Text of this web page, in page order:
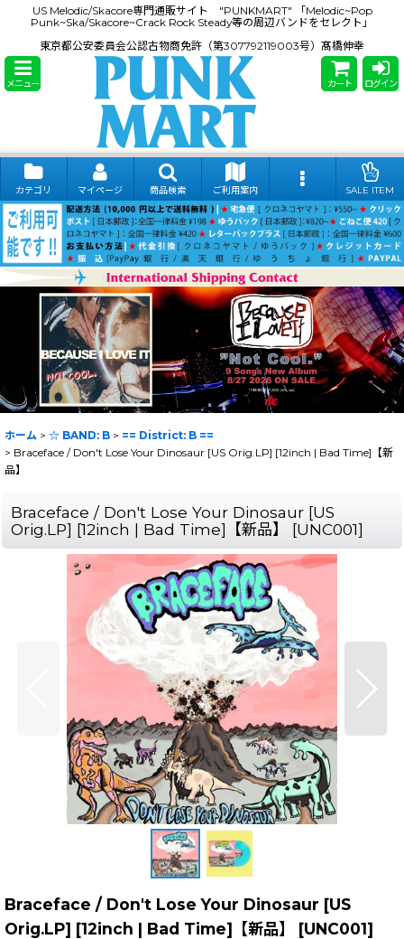
US Melodic/Skacore専門通販サイト "PUNKMART" 「Melodic~Pop
Punk~Ska/Skacore~Crack Rock Steady等の周辺バンドをセレクト」
東京都公安委員会公認古物商免許（第307792119003号）髙橋伸幸
メニュー カート ログイン
カテゴリ マイページ 商品検索 ご利用案内 SALE ITEM
ホーム > ☆ BAND: B > == District: B ==
> Braceface / Don't Lose Your Dinosaur [US Orig.LP] [12inch | Bad Time]【新
品】
Braceface / Don't Lose Your Dinosaur [US
Orig.LP] [12inch | Bad Time]【新品】
[UNC001]
Braceface / Don't Lose Your Dinosaur [US
Orig.LP] [12inch | Bad Time]【新品】
[UNC001]